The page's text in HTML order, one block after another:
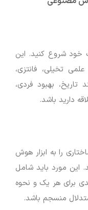
خود شروع کنید. این
تخیلی، فانتزی،
بهبود فردی،
دارید باشد.
را به ابزار هوش
این مورد باید شامل
برای هر یک و نحوه
منسجم باشد.